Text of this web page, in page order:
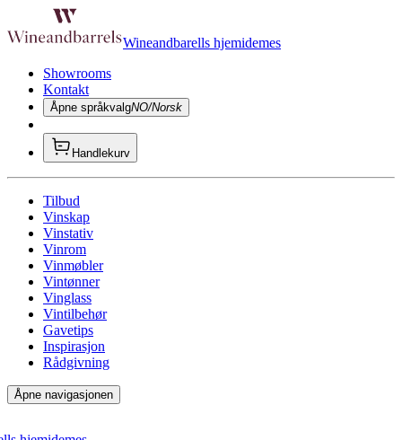
Wineandbarells hjemidemes
Showrooms
Kontakt
Åpne språkvalgNO/Norsk
Handlekurv
Tilbud
Vinskap
Vinstativ
Vinrom
Vinmøbler
Vintønner
Vinglass
Vintilbehør
Gavetips
Inspirasjon
Rådgivning
Åpne navigasjonen